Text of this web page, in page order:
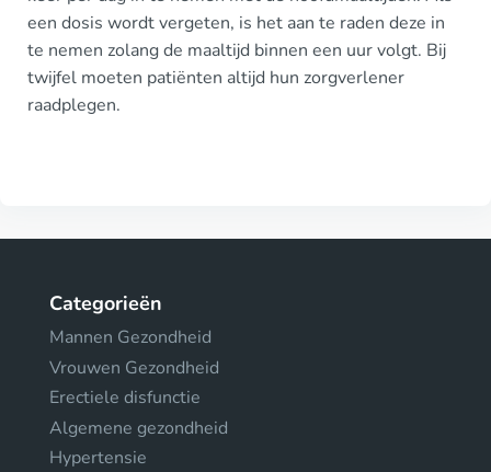
een dosis wordt vergeten, is het aan te raden deze in
te nemen zolang de maaltijd binnen een uur volgt. Bij
twijfel moeten patiënten altijd hun zorgverlener
raadplegen.
Categorieën
Mannen Gezondheid
Vrouwen Gezondheid
Erectiele disfunctie
Algemene gezondheid
Hypertensie